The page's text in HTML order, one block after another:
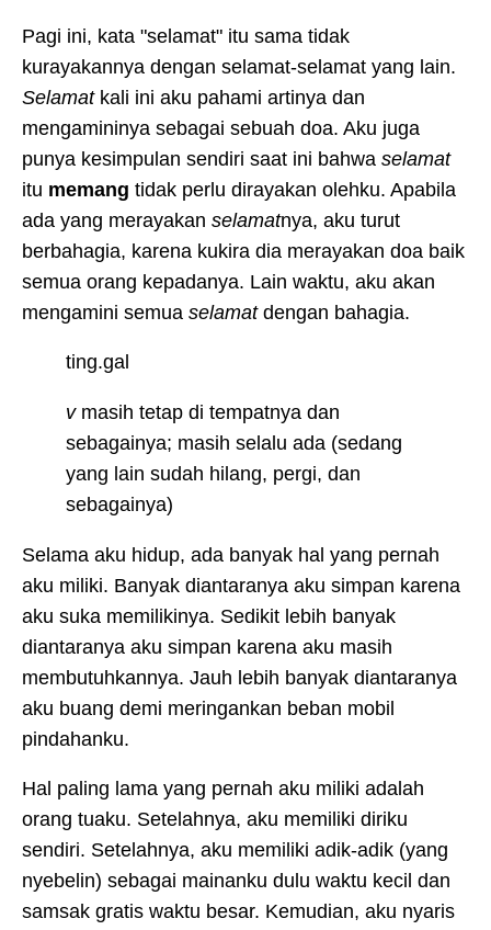
Pagi ini, kata "selamat" itu sama tidak
kurayakannya dengan selamat-selamat yang lain.
Selamatkali ini aku pahami artinya dan
mengamininya sebagai sebuah doa. Aku juga
punya kesimpulan sendiri saat ini bahwa selamat
itu memang tidak perlu dirayakan olehku. Apabila
ada yang merayakan selamatnya, aku turut
berbahagia, karena kukira dia merayakan doa baik
semua orang kepadanya. Lain waktu, aku akan
mengamini semua selamatdengan bahagia.
ting.gal
vmasih tetap di tempatnya dan
sebagainya; masih selalu ada (sedang
yang lain sudah hilang, pergi, dan
sebagainya)
Selama aku hidup, ada banyak hal yang pernah
aku miliki. Banyak diantaranya aku simpan karena
aku suka memilikinya. Sedikit lebih banyak
diantaranya aku simpan karena aku masih
membutuhkannya. Jauh lebih banyak diantaranya
aku buang demi meringankan beban mobil
pindahanku.
Hal paling lama yang pernah aku miliki adalah
orang tuaku. Setelahnya, aku memiliki diriku
sendiri. Setelahnya, aku memiliki adik-adik (yang
nyebelin) sebagai mainanku dulu waktu kecil dan
samsak gratis waktu besar. Kemudian, aku nyaris